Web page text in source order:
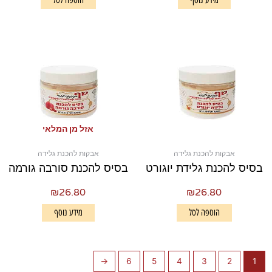
אבקות להכנת גלידה
בסיס להכנת גלידת יוגורט
₪26.80
הוספה לסל
אזל מן המלאי
אבקות להכנת גלידה
בסיס להכנת סורבה גורמה
₪26.80
מידע נוסף
1
2
3
4
5
6
←